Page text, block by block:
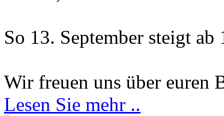
So 13. September steigt
Wir freuen uns über euren
Lesen Sie mehr ..